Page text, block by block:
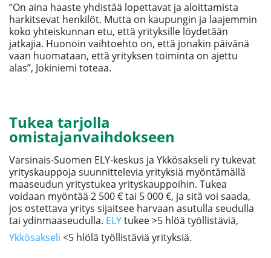
“On aina haaste yhdistää lopettavat ja aloittamista
harkitsevat henkilöt. Mutta on kaupungin ja laajemmin
koko yhteiskunnan etu, että yrityksille löydetään
jatkajia. Huonoin vaihtoehto on, että jonakin päivänä
vaan huomataan, että yrityksen toiminta on ajettu
alas”, Jokiniemi toteaa.
Tukea tarjolla
omistajanvaihdokseen
Varsinais-Suomen ELY-keskus ja Ykkösakseli ry tukevat
yrityskauppoja suunnittelevia yrityksiä myöntämällä
maaseudun yritystukea yrityskauppoihin. Tukea
voidaan myöntää 2 500 € tai 5 000 €, ja sitä voi saada,
jos ostettava yritys sijaitsee harvaan asutulla seudulla
tai ydinmaaseudulla. ELYtukee >5 hlöä työllistäviä,
Ykkösakseli <5 hlölä työllistäviä yrityksiä.